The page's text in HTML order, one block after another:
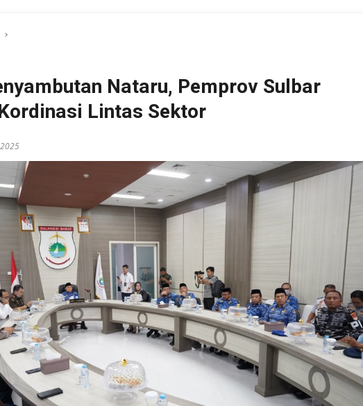
Nataru, Pemprov Sulbar
Lintas Sektor